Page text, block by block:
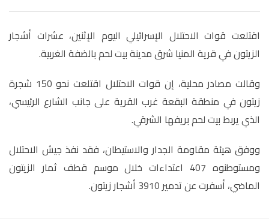
اقتلعت قوات الاحتلال الإسرائيلي اليوم الإثنين، عشرات أشجار
الزيتون في قرية المنيا شرق مدينة بيت لحم بالضفة الغربية.
وقالت مصادر محلية، إن قوات الاحتلال اقتلعت نحو 150 شجرة
زيتون في منطقة البقعة غرب القرية على جانب الشارع الرئيسي،
الذي يربط بيت لحم بريفها الشرقي.
ووفق هيئة مقاومة الجدار والاستيطان، فقد نفذ جيش الاحتلال
ومستوطنوه 407 اعتداءات خلال موسم قطف ثمار الزيتون
الماضي، أسفرت عن تدمير 3910 أشجار زيتون.